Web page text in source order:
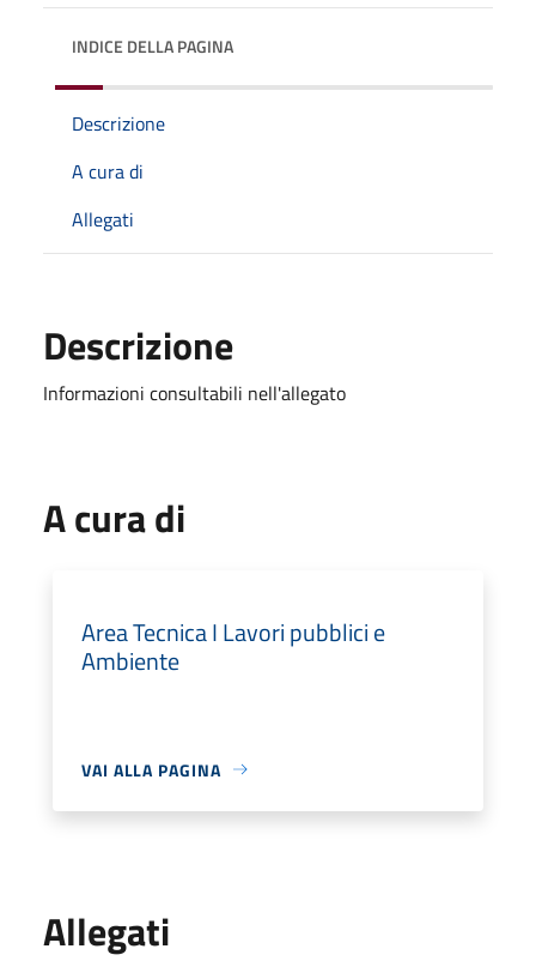
INDICE DELLA PAGINA
Descrizione
A cura di
Allegati
Descrizione
Informazioni consultabili nell'allegato
A cura di
Area Tecnica I Lavori pubblici e
Ambiente
VAI ALLA PAGINA
Allegati